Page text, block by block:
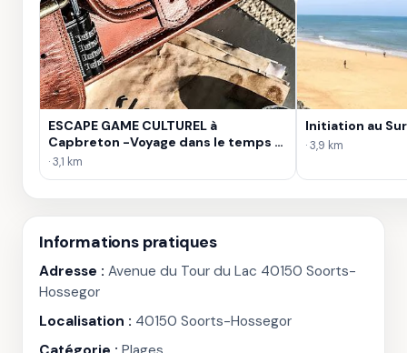
ESCAPE GAME CULTUREL à
Capbreton -Voyage dans le temps -
Activité à capbreton
· 3,1 km
Initiation au
· 3,9 km
Informations pratiques
Adresse : Avenue du Tour du Lac 40150 Soorts-
Hossegor
Localisation : 40150 Soorts-Hossegor